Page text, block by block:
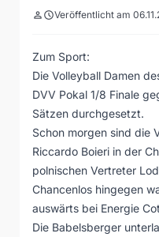
personscheduleVeröffentlicht am
Zum Sport:
Die Volleyball Damen
DVV Pokal 1/8 Finale
Sätzen durchgesetzt.
Schon morgen sind die
Riccardo Boieri in der
polnischen Vertreter
Chancenlos hingegen
auswärts bei Energie
Die Babelsberger